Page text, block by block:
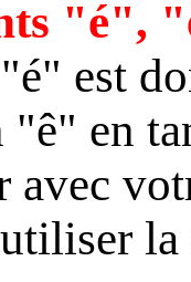
"é",
est
en
la